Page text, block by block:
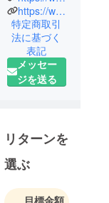
ことのない
地域の工場
や技術を体
感できるエ
ンターテイ
メント！
塚市・熊取
町・泉佐野
市・田尻
市・阪南市
https://www.facebook.com/SenshuOpenfactory/
特定商取引
法に基づく
表記
メッセー
ジを送る
リターンを
選ぶ